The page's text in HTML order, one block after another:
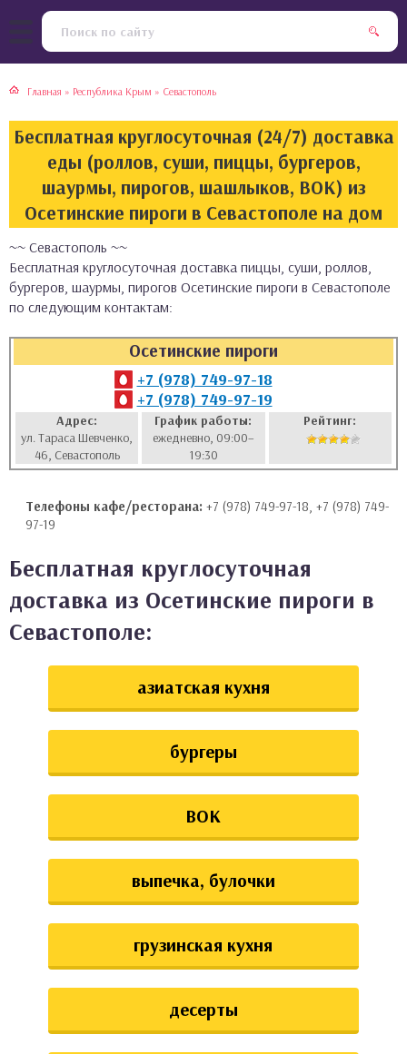
Главная » Республика Крым » Севастополь
Бесплатная круглосуточная (24/7) доставка
еды (роллов, суши, пиццы, бургеров,
шаурмы, пирогов, шашлыков, ВОК) из
Осетинские пироги в Севастополе на дом
~~ Севастополь ~~
Бесплатная круглосуточная доставка пиццы, суши, роллов,
бургеров, шаурмы, пирогов Осетинские пироги в Севастополе
по следующим контактам:
Осетинские пироги
+7 (978) 749-97-18
+7 (978) 749-97-19
Адрес:
ул. Тараса Шевченко,
46, Севастополь
График работы:
ежедневно, 09:00–
19:30
Рейтинг:
Телефоны кафе/ресторана: +7 (978) 749-97-18, +7 (978) 749-
97-19
Бесплатная круглосуточная
доставка из Осетинские пироги в
Севастополе:
азиатская кухня
бургеры
ВОК
выпечка, булочки
грузинская кухня
десерты
кухня
кухня
кухня
кухня
булочки